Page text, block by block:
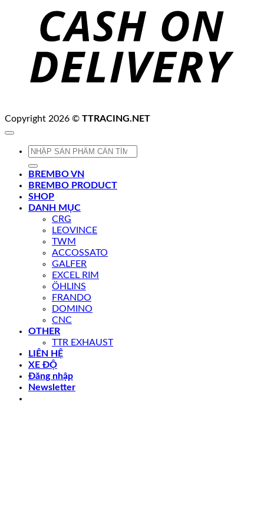
Copyright 2026 © TTRACING.NET
Tìm
BREMBO VN
BREMBO PRODUCT
SHOP
DANH MỤC
CRG
LEOVINCE
TWM
ACCOSSATO
GALFER
EXCEL RIM
ÖHLINS
FRANDO
DOMINO
CNC
OTHER
TTR EXHAUST
LIÊN HỆ
XE ĐỘ
Đăng nhập
Newsletter